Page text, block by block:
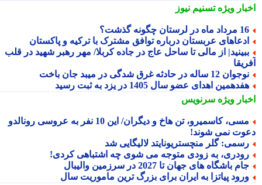
ویژهتسنیم نیوز
در لرستان چگونه گذشت؟
عربستان درباره توافق مشترک با ترکیه و پاکستان
از مالی تا ساحل عاج در جاده کربلا/ مهر رهبر شهید در قلب
12 ساله در حادثه غرق شدگی در میبد جان باخت
اهدای عضو سال 1405 در یزد به ثبت رسید
ویژهسرنویس
مسی، کاسمیرو، تن هاخ و دیگران/ این 10 نفر به عروسی رونالدو
نمی شوند!
گلر منچستریونایتد لالیگایی شد
به زودی متوجه می شوی چه اشتباهی کردی!
باشگاه های جهان تا 2027 در سرزمین والیبال
پیاتزا به ایران برای بزرگ ترین ماموریت سال